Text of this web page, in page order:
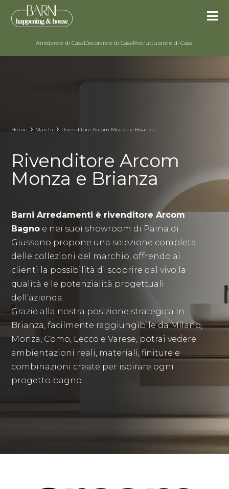

Arredare è di CasaDecorare è di CasaRistrutturare è di Casa
Home 5 Marchi 5 Rivenditore Arcom Monza e Brianza
Rivenditore Arcom
Monza e Brianza
Barni Arredamenti è rivenditore Arcom
Bagno e nei suoi showroom di Paina di
Giussano propone una selezione completa
delle collezioni del marchio, offrendo ai
clienti la possibilità di scoprire dal vivo la
qualità e le potenzialità progettuali
dell’azienda.
Grazie alla nostra posizione strategica in
Brianza, facilmente raggiungibile da Milano,
Monza, Como, Lecco e Varese, potrai vedere
ambientazioni reali, materiali, finiture e
combinazioni create per ispirare ogni
progetto bagno.